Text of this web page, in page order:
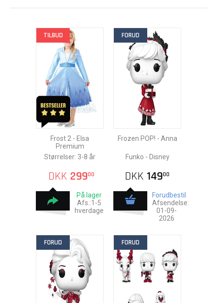
TILBUD
Frost 2 - Elsa
Premium
Størrelser: 3-8 år
DKK 29900
På lager
Afs.:1-5
hverdage
FORUD
Frozen POP! - Anna
Funko - Disney
DKK 14900
Forudbestil
Afsendelse:
01-09-
2026
FORUD FORUD